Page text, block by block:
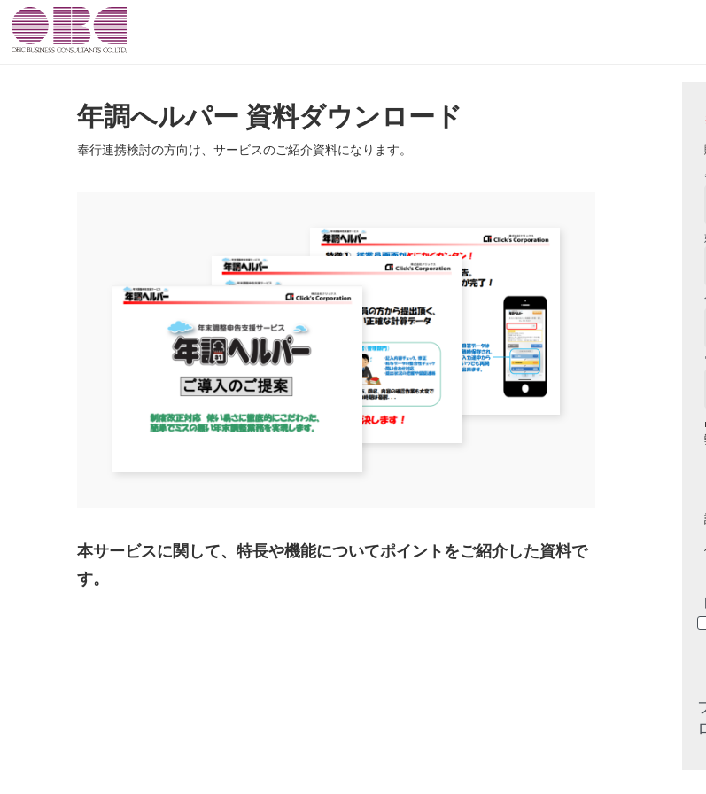
年調へルパー 資料ダウンロード
奉行連携検討の方向け、サービスのご紹介資料になります。
本サービスに関して、特長や機能についてポイントをご紹介した資料で
す。